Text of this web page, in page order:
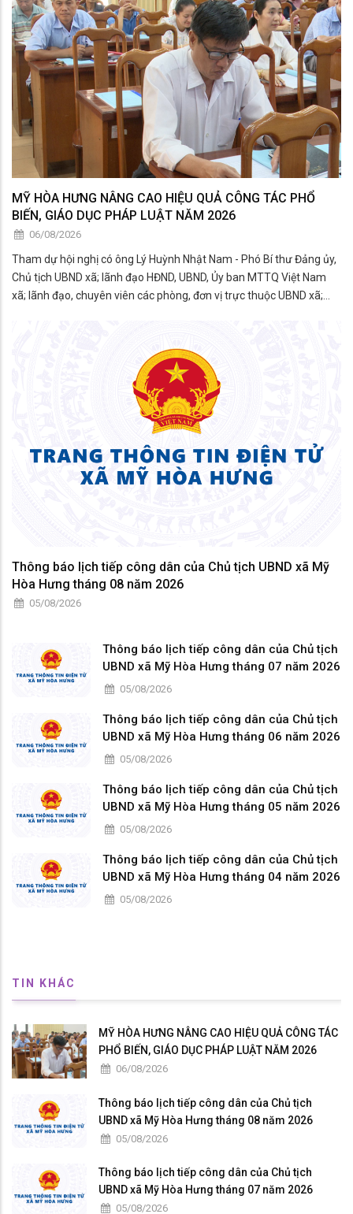
MỸ HÒA HƯNG NÂNG CAO HIỆU QUẢ CÔNG TÁC PHỔ
BIẾN, GIÁO DỤC PHÁP LUẬT NĂM 2026
06/08/2026
Tham dự hội nghị có ông Lý Huỳnh Nhật Nam - Phó Bí thư Đảng ủy,
Chủ tịch UBND xã; lãnh đạo HĐND, UBND, Ủy ban MTTQ Việt Nam
xã; lãnh đạo, chuyên viên các phòng, đơn vị trực thuộc UBND xã;
Thông báo lịch tiếp công dân của Chủ tịch UBND xã Mỹ
Hòa Hưng tháng 08 năm 2026
05/08/2026
Thông báo lịch tiếp công dân của Chủ tịch
UBND xã Mỹ Hòa Hưng tháng 07 năm 2026
05/08/2026
Thông báo lịch tiếp công dân của Chủ tịch
UBND xã Mỹ Hòa Hưng tháng 06 năm 2026
05/08/2026
Thông báo lịch tiếp công dân của Chủ tịch
UBND xã Mỹ Hòa Hưng tháng 05 năm 2026
05/08/2026
Thông báo lịch tiếp công dân của Chủ tịch
UBND xã Mỹ Hòa Hưng tháng 04 năm 2026
05/08/2026
TIN KHÁC
MỸ HÒA HƯNG NÂNG CAO HIỆU QUẢ CÔNG TÁC
PHỔ BIẾN, GIÁO DỤC PHÁP LUẬT NĂM 2026
06/08/2026
Thông báo lịch tiếp công dân của Chủ tịch
UBND xã Mỹ Hòa Hưng tháng 08 năm 2026
05/08/2026
Thông báo lịch tiếp công dân của Chủ tịch
UBND xã Mỹ Hòa Hưng tháng 07 năm 2026
05/08/2026